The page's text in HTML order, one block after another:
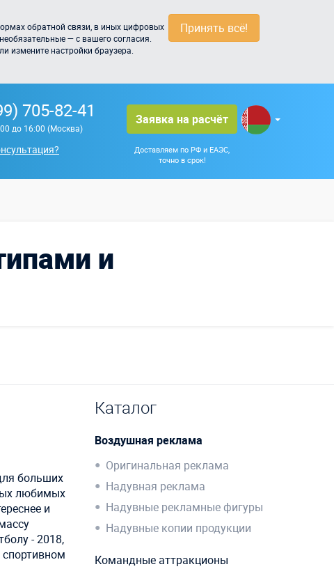
Принять всё!
обратной связи, в иных цифровых
— с вашего согласия.
измените настройки браузера.
705-82-41
до 16:00 (Москва)
Заявка на расчёт
Доставляем по РФ и ЕАЭС,
точно в срок!
и
больших
любимых
и
- 2018,
Каталог
Воздушная реклама
Оригинальная реклама
Надувная реклама
Надувные рекламные фигуры
Надувные копии продукции
Командные аттракционы